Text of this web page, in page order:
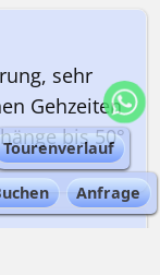
Anfrage
Tourenverlauf
sehr
Gehzeiten
bis 50°